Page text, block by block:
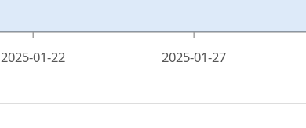
2025-01-22 2025-01-27